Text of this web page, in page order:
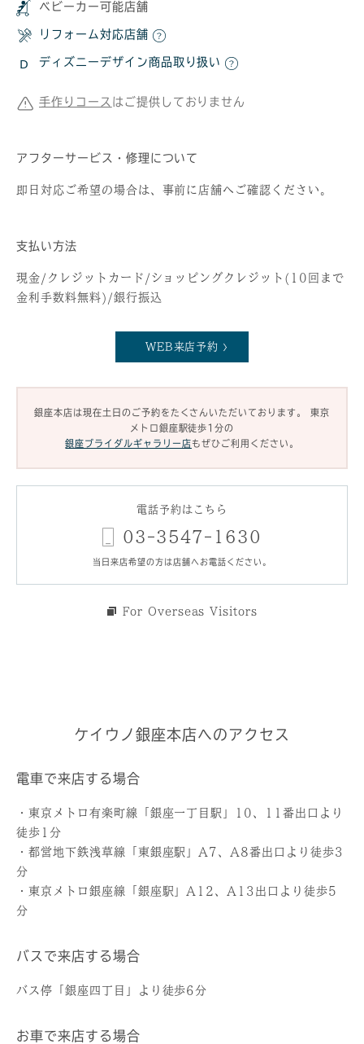
ベビーカー可能店舗
リフォーム対応店舗
ディズニーデザイン商品取り扱い
手作りコース はご提供しておりません
アフターサービス・修理について
即日対応ご希望の場合は、事前に店舗へご確認ください。
支払い方法
現金/クレジットカード/ショッピングクレジット(10回まで
金利手数料無料)/銀行振込
WEB来店予約
銀座本店は現在土日のご予約をたくさんいただいております。
東京
メトロ銀座駅徒歩1分の
銀座ブライダルギャラリー店 もぜひご利用ください。
電話予約はこちら
03-3547-1630
当日来店希望の方は店舗へお電話ください。
For Overseas Visitors
ケイウノ銀座本店へのアクセス
電車で来店する場合
・東京メトロ有楽町線「銀座一丁目駅」10、11番出口より
徒歩1分
・都営地下鉄浅草線「東銀座駅」A7、A8番出口より徒歩3
分
・東京メトロ銀座線「銀座駅」A12、A13出口より徒歩5
分
バスで来店する場合
バス停「銀座四丁目」より徒歩6分
お車で来店する場合